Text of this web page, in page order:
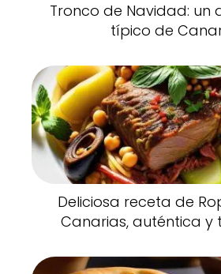
Tronco de Navidad: un
típico de
Deliciosa receta de
Canarias, auténtica y